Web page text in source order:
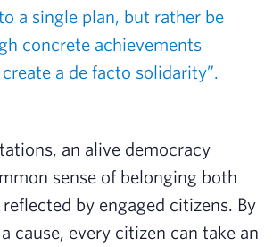
a single plan, but rather be
concrete achievements
a de facto solidarity”.
an alive democracy
sense of belonging both
by engaged citizens. By
cause, every citizen can take an